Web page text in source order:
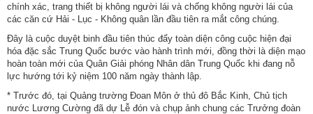
chính xác, trang thiết bị không người lái và chống không người lái của
các căn cứ Hải - Lục - Không quân lần đầu tiên ra mắt công chúng.
Đây là cuộc duyệt binh đầu tiên thúc đẩy toàn diện công cuộc hiện đại
hóa đặc sắc Trung Quốc bước vào hành trình mới, đồng thời là diện mạo
hoàn toàn mới của Quân Giải phóng Nhân dân Trung Quốc khi đang nỗ
lực hướng tới kỷ niệm 100 năm ngày thành lập.
* Trước đó, tại Quảng trường Đoan Môn ở thủ đô Bắc Kinh, Chủ tịch
nước Lương Cường đã dự Lễ đón và chụp ảnh chung các Trưởng đoàn